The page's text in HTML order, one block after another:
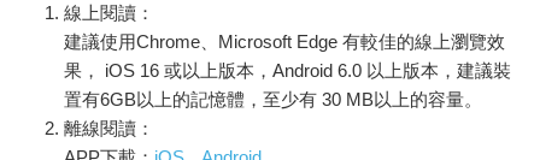
不見。因為直到現在，我還是很渴望得到母親的愛。我一直對心
裡的那個女孩放任不管，只當她已經死了。
但這麼多年來，我其實很想見到她，很想讚美她。我想摸摸她的
頭，緊緊地擁抱她，對她說：「真不容易，你活下來了。」我想
給那個迷失在時空夾縫中的女孩一個安身之所，否則她就只能如
同無家可歸的亡魂般，痛苦地活在我心裡的某個角落，用悲傷的
線上閱讀：
建議使用Chrome、Microsoft Edge 有較佳的線上瀏覽效
果， iOS 16 或以上版本，Android 6.0 以上版本，建議裝
置有6GB以上的記憶體，至少有 30 MB以上的容量。
離線閱讀：